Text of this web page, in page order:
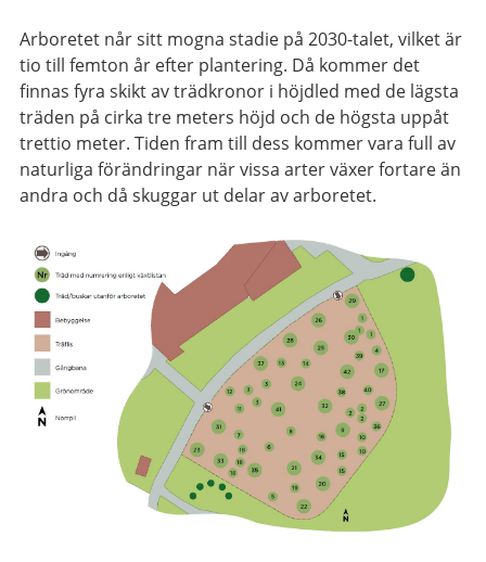
Arboretet når sitt mogna stadie på 2030-talet, vilket är
tio till femton år efter plantering. Då kommer det
finnas fyra skikt av trädkronor i höjdled med de lägsta
träden på cirka tre meters höjd och de högsta uppåt
trettio meter. Tiden fram till dess kommer vara full av
naturliga förändringar när vissa arter växer fortare än
andra och då skuggar ut delar av arboretet.